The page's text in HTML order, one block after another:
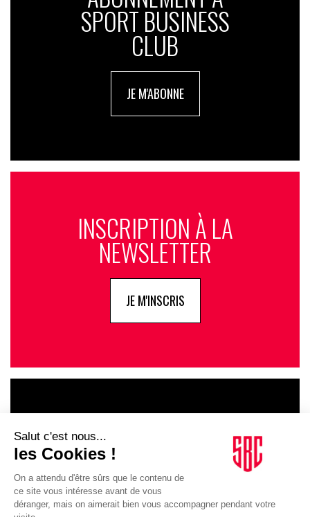
SPORT BUSINESS
CLUB
JE M'ABONNE
INSCRIPTION À LA
NEWSLETTER
JE M'INSCRIS
INFLUENCIA
JE DÉCOUVRE LE GROUPE